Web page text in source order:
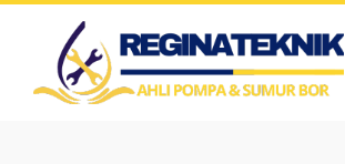
Skip
content